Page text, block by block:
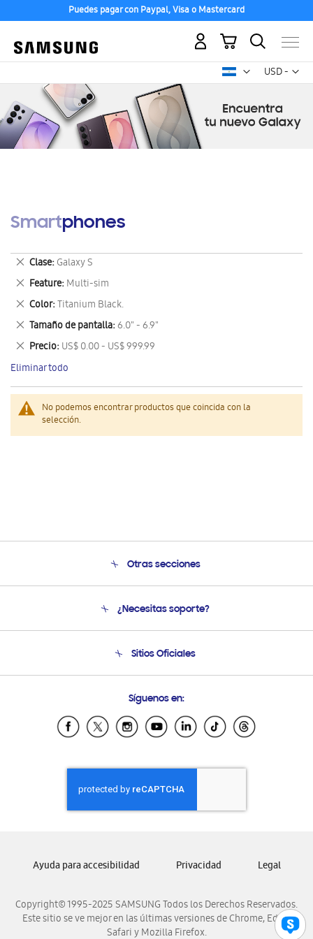
Puedes pagar con Paypal, Visa o Mastercard
USD -
dólar
Mi carrito
Smartphones
No podemos encontrar productos que coincida con la
selección.
Clase Galaxy S
Eliminar
este
artículo
Feature Multi-sim
Eliminar
este
artículo
Color Titanium Black.
Eliminar
este
artículo
Tamaño de pantalla 6.0" - 6.9"
Eliminar
este
artículo
Precio US$ 0.00 - US$ 999.99
Eliminar
este
artículo
Eliminar todo
Otras secciones
Soporte
¿Necesitas soporte?
Soporte vía eMail
Sitios Oficiales
Samsung Ecuador
Samsung El Salvador
Samsung Honduras
Samsung Nicaragua
Samsung Panamá
Samsung Venezuela
Síguenos en:
Copyright© 1995-2025 SAMSUNG Todos los Derechos Reservados.
Este sitio se ve mejor en las últimas versiones de Chrome, Edge,
Safari y Mozilla Firefox.
Ayuda para accesibilidad Privacidad Legal